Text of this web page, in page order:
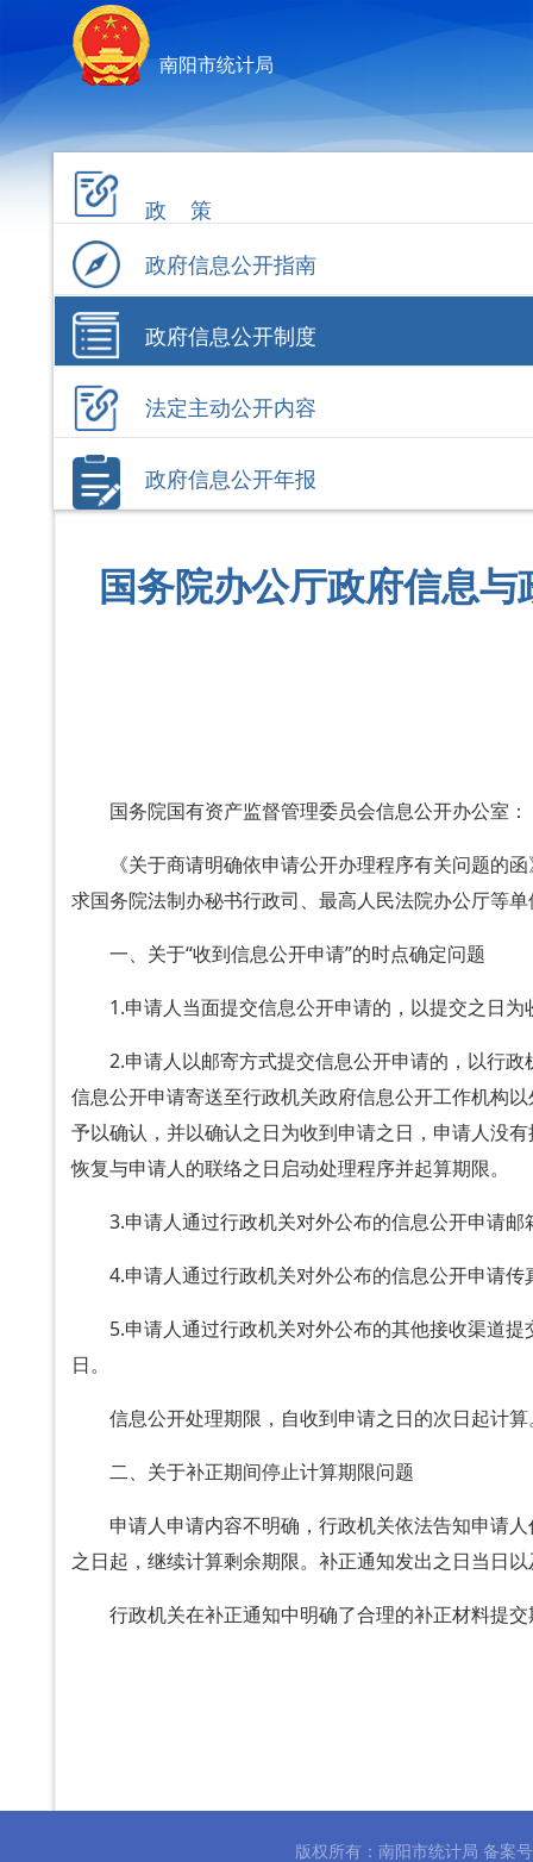
南阳市统计局
政 策
政府信息公开指南
政府信息公开制度
法定主动公开内容
政府信息公开年报
国务院办公厅政府信息
国务院国有资产监督管理委员会信息公开办公室：
《关于商请明确依申请公开办理程序有关问题的
求国务院法制办秘书行政司、最高人民法院办公厅等
一、关于“收到信息公开申请”的时点确定问题
1.申请人当面提交信息公开申请的，以提交之日为
2.申请人以邮寄方式提交信息公开申请的，以行
信息公开申请寄送至行政机关政府信息公开工作机构
予以确认，并以确认之日为收到申请之日，申请人没
恢复与申请人的联络之日启动处理程序并起算期限。
3.申请人通过行政机关对外公布的信息公开申请
4.申请人通过行政机关对外公布的信息公开申请
5.申请人通过行政机关对外公布的其他接收渠道
日。
信息公开处理期限，自收到申请之日的次日起计算
二、关于补正期间停止计算期限问题
申请人申请内容不明确，行政机关依法告知申请
之日起，继续计算剩余期限。补正通知发出之日当日
行政机关在补正通知中明确了合理的补正材料提
版权所有：南阳市统计局 备案